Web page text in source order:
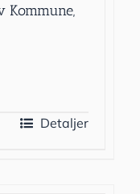
Kommune,
Detaljer